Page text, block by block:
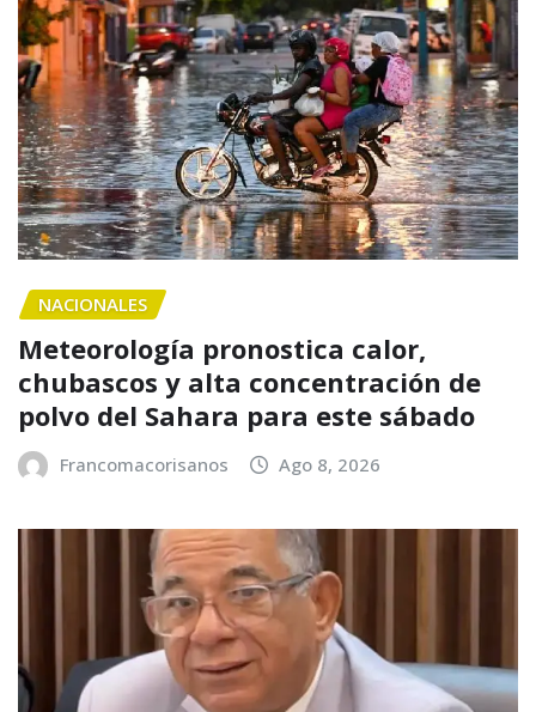
NACIONALES
Meteorología pronostica calor,
chubascos y alta concentración de
polvo del Sahara para este sábado
Francomacorisanos Ago 8, 2026